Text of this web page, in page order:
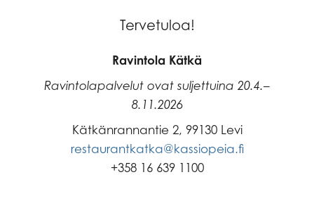
Tervetuloa!
Ravintola Kätkä
Ravintolapalvelut ovat suljettuina 20.4.–
8.11.2026
Kätkänrannantie 2, 99130 Levi
restaurantkatka@kassiopeia.fi
+358 16 639 1100